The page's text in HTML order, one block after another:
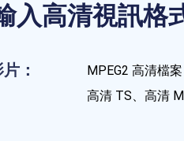
入高清視訊格
：
MPEG2 高清檔
高清 TS、高清